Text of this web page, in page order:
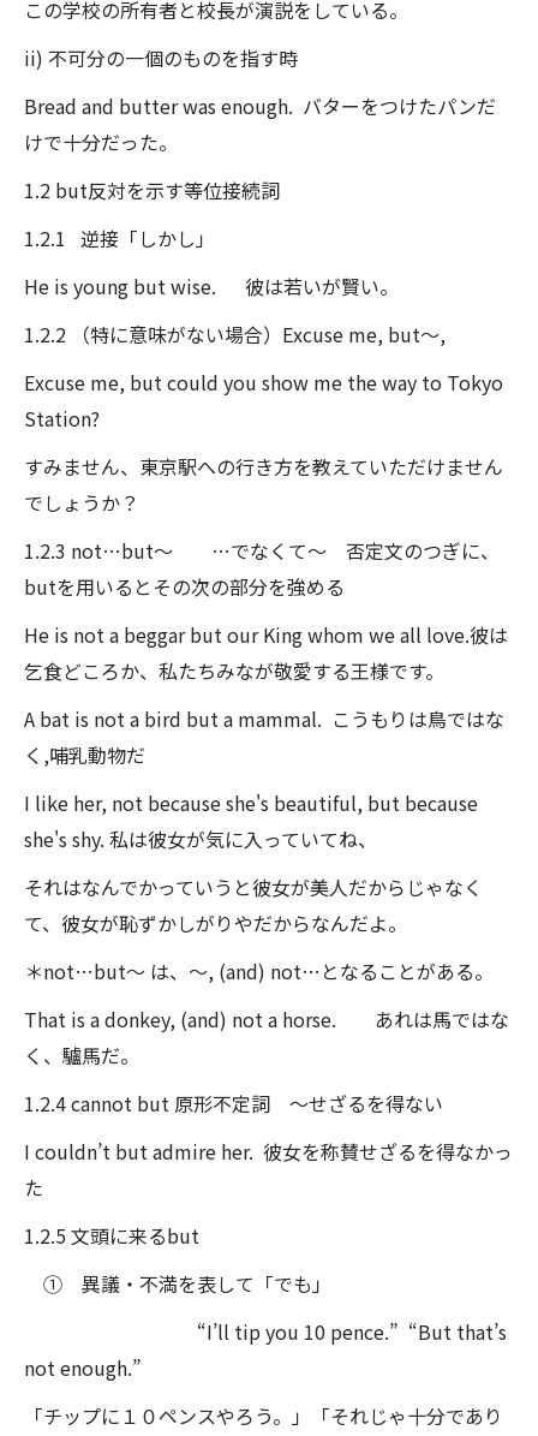
この学校の所有者と校長が演説をしている。
ii) 不可分の一個のものを指す時
Bread and butter was enough. バターをつけたパンだ
けで十分だった。
1.2 but反対を示す等位接続詞
1.2.1 逆接「しかし」
He is young but wise. 彼は若いが賢い。
1.2.2 （特に意味がない場合）Excuse me, but～,
Excuse me, but could you show me the way to Tokyo
Station?
すみません、東京駅への行き方を教えていただけません
でしょうか？
1.2.3 not…but～ …でなくて～ 否定文のつぎに、
butを用いるとその次の部分を強める
He is not a beggar but our King whom we all love.彼は
乞食どころか、私たちみなが敬愛する王様です。
A bat is not a bird but a mammal. こうもりは鳥ではな
く,哺乳動物だ
I like her, not because she's beautiful, but because
she's shy. 私は彼女が気に入っていてね、
それはなんでかっていうと彼女が美人だからじゃなく
て、彼女が恥ずかしがりやだからなんだよ。
＊not…but〜 は、〜, (and) not…となることがある。
That is a donkey, (and) not a horse. あれは馬ではな
く、驢馬だ。
1.2.4 cannot but 原形不定詞 ～せざるを得ない
I couldn’t but admire her. 彼女を称賛せざるを得なかっ
た
1.2.5 文頭に来るbut
① 異議・不満を表して「でも」
“I’ll tip you 10 pence.” “But that’s
not enough.”
「チップに１０ペンスやろう。」「それじゃ十分であり